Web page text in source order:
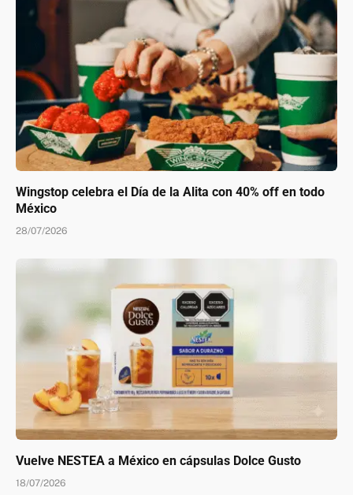
Wingstop celebra el Día de la Alita con 40% off en todo
México
28/07/2026
Vuelve NESTEA a México en cápsulas Dolce Gusto
18/07/2026